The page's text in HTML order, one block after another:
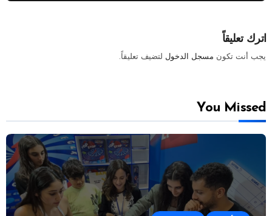
اترك تعليقاً
يجب أنت تكون مسجل الدخول لتضيف تعليقاً.
You Missed